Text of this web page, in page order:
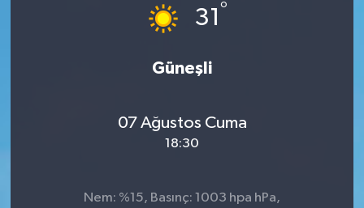
31 °
Güneşli
07 Ağustos Cuma
18:30
Nem: %15, Basınç: 1003 hpa hPa,